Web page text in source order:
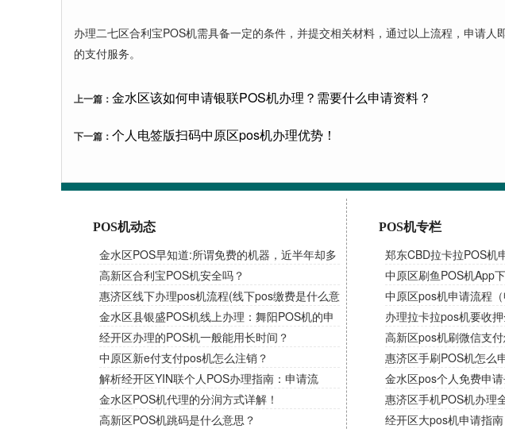
办理二七区合利宝POS机需具备一定的条件，并提交相关材料，通过以上流程，申请
的支付服务。
上一篇： 金水区该如何申请银联POS机办理？需要什么申请资料？
下一篇： 个人电签版扫码中原区pos机办理优势！
POS机动态
金水区POS早知道:所谓免费的机器，近半年却多
次扣取流量费！
高新区合利宝POS机安全吗？
惠济区线下办理pos机流程(线下pos缴费是什么意
思)
金水区县银盛POS机线上办理：舞阳POS机的申
请条件和资料讲解！
经开区办理的POS机一般能用长时间？
中原区新e付支付pos机怎么注销？
解析经开区YIN联个人POS办理指南：申请流
程、费率选择与优惠一网打尽
金水区POS机代理的分润方式详解！
高新区POS机跳码是什么意思？
POS机专栏
郑东CBD拉卡拉POS机
中原区刷鱼POS机App
中原区pos机申请流程
程）
办理拉卡拉pos机要收
机需要交押金吗）
高新区pos机刷微信支
费吗)
惠济区手刷POS机怎么
项！
金水区pos个人免费申
申请pos机）
惠济区手机POS机办理
使用！
经开区大pos机申请指